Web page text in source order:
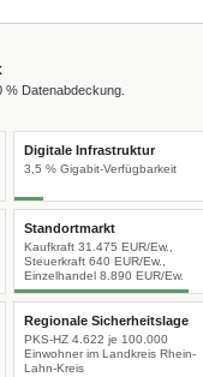
% Datenabdeckung.
Digitale Infrastruktur
3,5 % Gigabit-Verfügbarkeit
Standortmarkt
Kaufkraft 31.475 EUR/Ew.,
Steuerkraft 640 EUR/Ew.,
Einzelhandel 8.890 EUR/Ew.
Regionale Sicherheitslage
PKS-HZ 4.622 je 100.000
Einwohner im Landkreis Rhein-
Lahn-Kreis